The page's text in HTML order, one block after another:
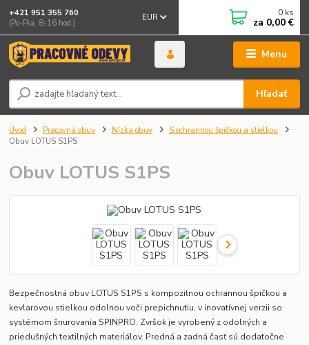
Menu
EUR
Hľadať
+421 951 355 760
(Po-Pia, 8-16 hod.)
0 ks
za 0,00 €
Úvod Pracovná obuv Nízka obuv
S ochrannou špičkou a stielkou
Obuv LOTUS S1PS
Obuv LOTUS S1PS
Bezpečnostná obuv LOTUS S1PS s kompozitnou ochrannou špičkou a
kevlarovou stielkou odolnou voči prepichnutiu, v inovatívnej verzii so
systémom šnurovania SPINPRO. Zvršok je vyrobený z odolných a
priedušných textilných materiálov. Predná a zadná časť sú dodatočne